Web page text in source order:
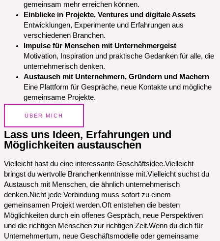
gemeinsam mehr erreichen können.
Einblicke in Projekte, Ventures und digitale Assets
Entwicklungen, Experimente und Erfahrungen aus
verschiedenen Branchen.
Impulse für Menschen mit Unternehmergeist
Motivation, Inspiration und praktische Gedanken für alle, die
unternehmerisch denken.
Austausch mit Unternehmern, Gründern und Machern
Eine Plattform für Gespräche, neue Kontakte und mögliche
gemeinsame Projekte.
ÜBER MICH
Lass uns Ideen, Erfahrungen und
Möglichkeiten austauschen
Vielleicht hast du eine interessante Geschäftsidee.Vielleicht
bringst du wertvolle Branchenkenntnisse mit.Vielleicht suchst du
Austausch mit Menschen, die ähnlich unternehmerisch
denken.Nicht jede Verbindung muss sofort zu einem
gemeinsamen Projekt werden.Oft entstehen die besten
Möglichkeiten durch ein offenes Gespräch, neue Perspektiven
und die richtigen Menschen zur richtigen Zeit.Wenn du dich für
Unternehmertum, neue Geschäftsmodelle oder gemeinsame